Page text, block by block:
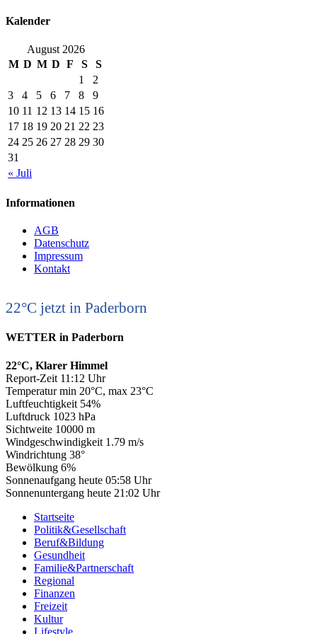
Kalender
August 2026
M D M D F S S
« Juli
1
2
3
4 5 6 7 8
9
10 11 12 13 14 15 16
17 18 19 20 21 22 23
24 25 26 27 28 29 30
31
Informationen
AGB
Datenschutz
Impressum
Kontakt
22°C jetzt in Paderborn
WETTER in Paderborn
22°C, Klarer Himmel
Report-Zeit 11:12 Uhr
Temperatur min 20°C, max 23°C
Luftfeuchtigkeit 54%
Luftdruck 1023 hPa
Sichtweite 10000 m
Windgeschwindigkeit 1.79 m/s
Windrichtung 38°
Bewölkung 6%
Sonnenaufgang heute 05:58 Uhr
Sonnenuntergang heute 21:02 Uhr
Startseite
Politik&Gesellschaft
Beruf&Bildung
Gesundheit
Familie&Partnerschaft
Regional
Finanzen
Freizeit
Kultur
Lifestyle